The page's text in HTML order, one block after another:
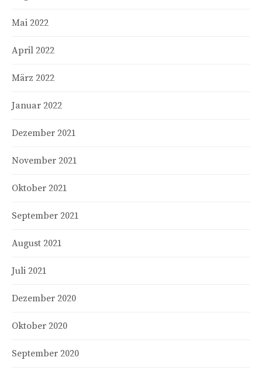
Mai 2022
April 2022
März 2022
Januar 2022
Dezember 2021
November 2021
Oktober 2021
September 2021
August 2021
Juli 2021
Dezember 2020
Oktober 2020
September 2020